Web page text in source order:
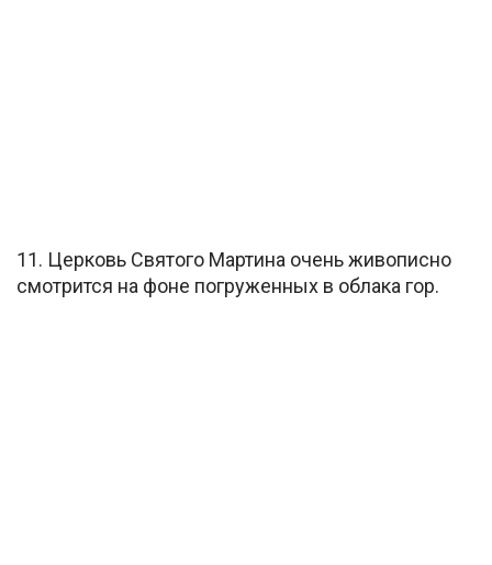
11. Церковь Святого Мартина очень живописно
смотрится на фоне погруженных в облака гор.